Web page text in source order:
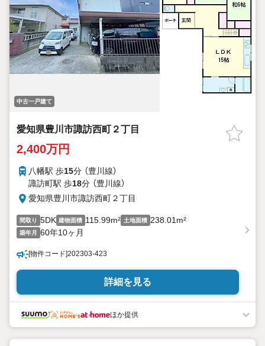
中古一戸建て
愛知県豊川市諏訪西町２丁目
2,400万円
八幡駅 歩15分 （豊川線）
諏訪町駅 歩18分 （豊川線）
愛知県豊川市諏訪西町２丁目
間取り 5DK 建物面積 115.99m² 土地面積 238.01m²
築年月 60年10ヶ月
[物件コード]202303-423
詳細を見る
ほか提供